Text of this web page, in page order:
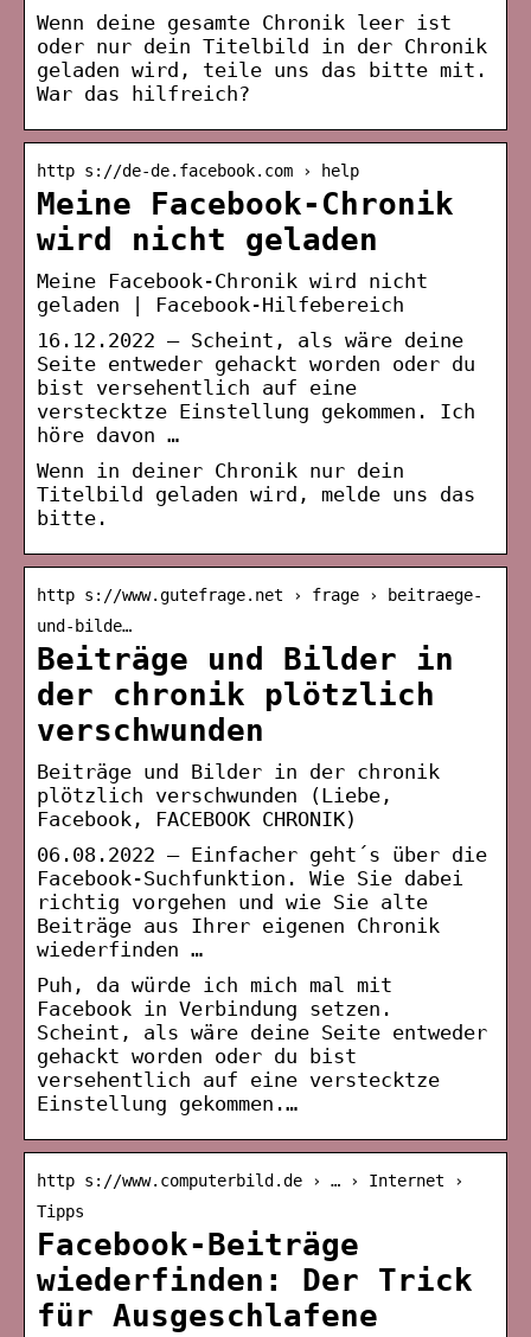
Wenn deine gesamte Chronik leer ist
oder nur dein Titelbild in der Chronik
geladen wird, teile uns das bitte mit.
War das hilfreich?
http s://de-de.facebook.com › help
Meine Facebook-Chronik
wird nicht geladen
Meine Facebook-Chronik wird nicht
geladen | Facebook-Hilfebereich
16.12.2022 — Scheint, als wäre deine
Seite entweder gehackt worden oder du
bist versehentlich auf eine
verstecktze Einstellung gekommen. Ich
höre davon …
Wenn in deiner Chronik nur dein
Titelbild geladen wird, melde uns das
bitte.
http s://www.gutefrage.net › frage › beitraege-
und-bilde…
Beiträge und Bilder in
der chronik plötzlich
verschwunden
Beiträge und Bilder in der chronik
plötzlich verschwunden (Liebe,
Facebook, FACEBOOK CHRONIK)
06.08.2022 — Einfacher geht´s über die
Facebook-Suchfunktion. Wie Sie dabei
richtig vorgehen und wie Sie alte
Beiträge aus Ihrer eigenen Chronik
wiederfinden …
Puh, da würde ich mich mal mit
Facebook in Verbindung setzen.
Scheint, als wäre deine Seite entweder
gehackt worden oder du bist
versehentlich auf eine verstecktze
Einstellung gekommen.…
http s://www.computerbild.de › … › Internet ›
Tipps
Facebook-Beiträge
wiederfinden: Der Trick
für Ausgeschlafene